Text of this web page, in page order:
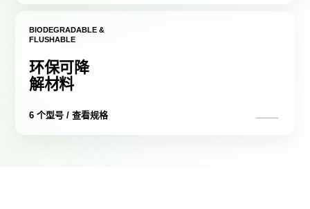
BIODEGRADABLE &
FLUSHABLE
环保可降
解材料
6 个型号 / 查看规格